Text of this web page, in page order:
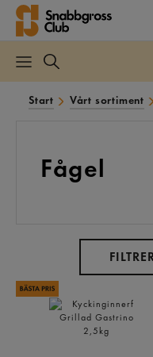
Start Vårt sortiment
Fågel